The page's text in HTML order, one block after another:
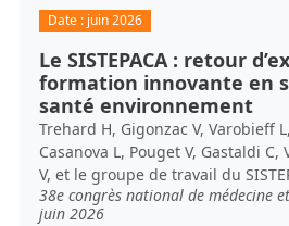
Date : juin 2026
Le SISTEPACA : retour
formation innovante en
santé environnement
Trehard H, Gigonzac V, Varobieff
Casanova L, Pouget V, Gastaldi
V, et le groupe de travail du
38e congrès national de médecine
juin 2026